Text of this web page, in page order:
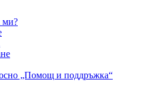
ми?
„Помощ и поддръжка“